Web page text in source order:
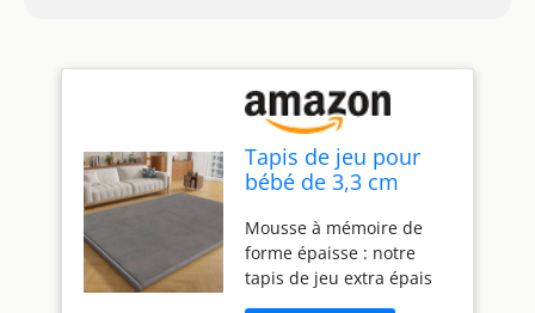
clôture pour bébé, tapis
d'éveil pour bébé, tapis
de sieste, etc. Dessous
antidérapant : notre tapis
dispose d'un dos en
pour une durabilité
accrue, une stabilité et
une facilité d'installation,
Tapis de jeu pour
bébé de 3,3 cm
de temps de ventre
en mousse à
mémoire de forme
super doux en
Mousse à mémoire de
forme épaisse : notre
tapis de jeu extra épais
est fabriqué à partir de